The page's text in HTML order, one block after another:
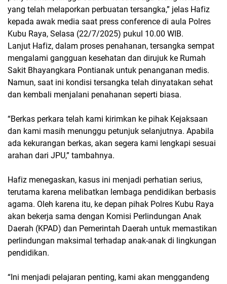
yang telah melaporkan perbuatan tersangka,” jelas Hafiz
kepada awak media saat press conference di aula Polres
Kubu Raya, Selasa (22/7/2025) pukul 10.00 WIB.
Lanjut Hafiz, dalam proses penahanan, tersangka sempat
mengalami gangguan kesehatan dan dirujuk ke Rumah
Sakit Bhayangkara Pontianak untuk penanganan medis.
Namun, saat ini kondisi tersangka telah dinyatakan sehat
dan kembali menjalani penahanan seperti biasa.
“Berkas perkara telah kami kirimkan ke pihak Kejaksaan
dan kami masih menunggu petunjuk selanjutnya. Apabila
ada kekurangan berkas, akan segera kami lengkapi sesuai
arahan dari JPU,” tambahnya.
Hafiz menegaskan, kasus ini menjadi perhatian serius,
terutama karena melibatkan lembaga pendidikan berbasis
agama. Oleh karena itu, ke depan pihak Polres Kubu Raya
akan bekerja sama dengan Komisi Perlindungan Anak
Daerah (KPAD) dan Pemerintah Daerah untuk memastikan
perlindungan maksimal terhadap anak-anak di lingkungan
pendidikan.
“Ini menjadi pelajaran penting, kami akan menggandeng